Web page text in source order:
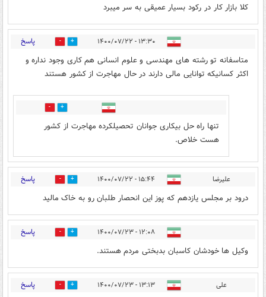
کلا بازار کار در رکود بسیار عمیقی به سر میبرد
۱۳:۳۰ - ۱۴۰۰/۰۷/۲۲ 2 پاسخ
متاسفانه تو رشته های مهندسی و علوم انسانی هم کاری وجود نداره و
اکثر کسانیکه توانایی مالی دارند در حال مهاجرت از کشور هستند
1
تنها راه حل بیکاری جوانان تحصیلکرده مهاجرت از کشور
هست خلاص.
علیرضا ۱۵:۴۴ - ۱۴۰۰/۰۷/۲۲ 4 پاسخ
درود بر مجلس یازدهم که پوز این انحصار طلبان رو به خاک مالید
۱۲:۰۸ - ۱۴۰۰/۰۷/۲۳ 2 پاسخ
وکیل ها خودشان کاسبان بدبختی مردم هستند.
علی ۱۳:۱۳ - ۱۴۰۰/۰۷/۲۳ 1 پاسخ